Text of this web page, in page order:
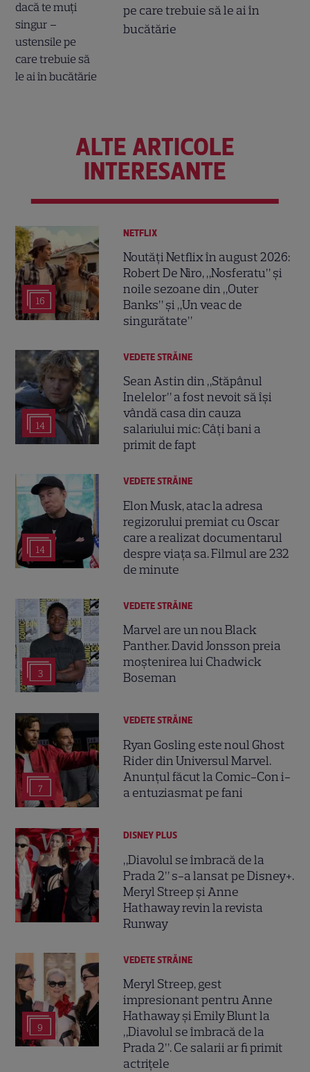
pe care trebuie să le ai în
bucătărie
ALTE ARTICOLE
INTERESANTE
16
NETFLIX
Noutăți Netflix în august 2026:
Robert De Niro, „Nosferatu” și
noile sezoane din „Outer
Banks” și „Un veac de
singurătate”
14
VEDETE STRĂINE
Sean Astin din „Stăpânul
Inelelor” a fost nevoit să își
vândă casa din cauza
salariului mic: Câți bani a
primit de fapt
14
VEDETE STRĂINE
Elon Musk, atac la adresa
regizorului premiat cu Oscar
care a realizat documentarul
despre viața sa. Filmul are 232
de minute
3
VEDETE STRĂINE
Marvel are un nou Black
Panther. David Jonsson preia
moștenirea lui Chadwick
Boseman
7
VEDETE STRĂINE
Ryan Gosling este noul Ghost
Rider din Universul Marvel.
Anunțul făcut la Comic-Con i-
a entuziasmat pe fani
DISNEY PLUS
„Diavolul se îmbracă de la
Prada 2” s-a lansat pe Disney+.
Meryl Streep și Anne
Hathaway revin la revista
Runway
9
VEDETE STRĂINE
Meryl Streep, gest
impresionant pentru Anne
Hathaway și Emily Blunt la
„Diavolul se îmbracă de la
Prada 2”. Ce salarii ar fi primit
actrițele